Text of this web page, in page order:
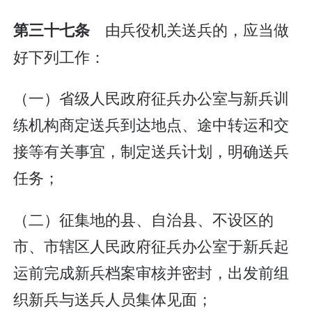
第三十七条 由兵役机关送兵的，应当做
好下列工作：
（一）省级人民政府征兵办公室与新兵训
练机构商定送兵到达地点、途中转运和交
接等有关事宜，制定送兵计划，明确送兵
任务；
（二）征集地的县、自治县、不设区的
市、市辖区人民政府征兵办公室于新兵起
运前完成新兵档案审核并密封，出发前组
织新兵与送兵人员集体见面；